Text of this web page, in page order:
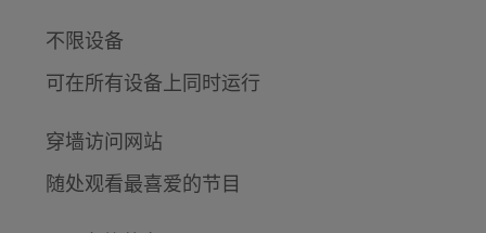
不限设备
可在所有设备上同时运行
穿墙访问网站
随处观看最喜爱的节目